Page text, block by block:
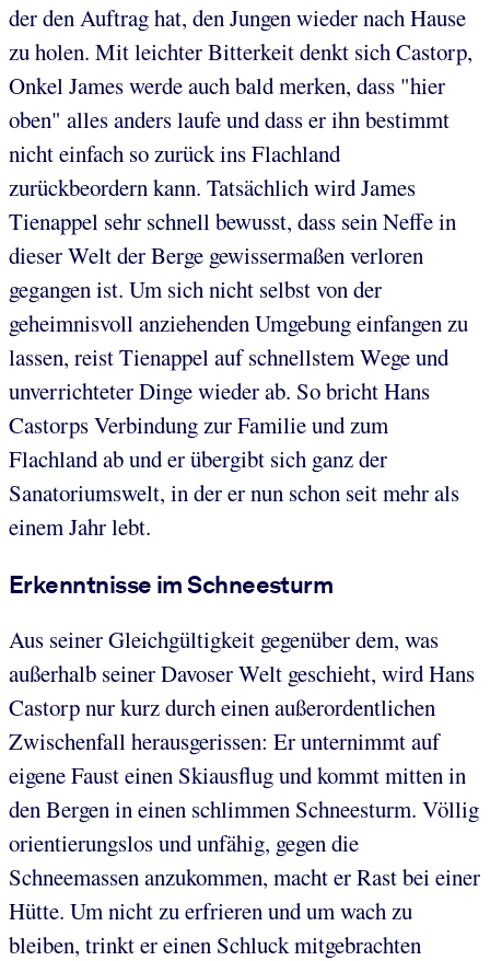
der den Auftrag hat, den Jungen wieder nach Hause
zu holen. Mit leichter Bitterkeit denkt sich Castorp,
Onkel James werde auch bald merken, dass "hier
oben" alles anders laufe und dass er ihn bestimmt
nicht einfach so zurück ins Flachland
zurückbeordern kann. Tatsächlich wird James
Tienappel sehr schnell bewusst, dass sein Neffe in
dieser Welt der Berge gewissermaßen verloren
gegangen ist. Um sich nicht selbst von der
geheimnisvoll anziehenden Umgebung einfangen zu
lassen, reist Tienappel auf schnellstem Wege und
unverrichteter Dinge wieder ab. So bricht Hans
Castorps Verbindung zur Familie und zum
Flachland ab und er übergibt sich ganz der
Sanatoriumswelt, in der er nun schon seit mehr als
einem Jahr lebt.
Erkenntnisse im Schneesturm
Aus seiner Gleichgültigkeit gegenüber dem, was
außerhalb seiner Davoser Welt geschieht, wird Hans
Castorp nur kurz durch einen außerordentlichen
Zwischenfall herausgerissen: Er unternimmt auf
eigene Faust einen Skiausflug und kommt mitten in
den Bergen in einen schlimmen Schneesturm. Völlig
orientierungslos und unfähig, gegen die
Schneemassen anzukommen, macht er Rast bei einer
Hütte. Um nicht zu erfrieren und um wach zu
bleiben, trinkt er einen Schluck mitgebrachten